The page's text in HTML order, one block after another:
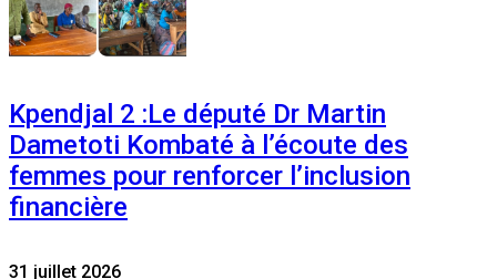
Kpendjal 2 :Le député Dr Martin
Dametoti Kombaté à l’écoute des
femmes pour renforcer l’inclusion
financière
31 juillet 2026